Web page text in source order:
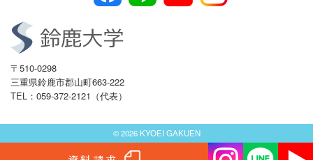
〒510-0298
三重県鈴鹿市郡山町663-222
TEL：059-372-2121（代表）
© 2026 KYOEI GAKUEN